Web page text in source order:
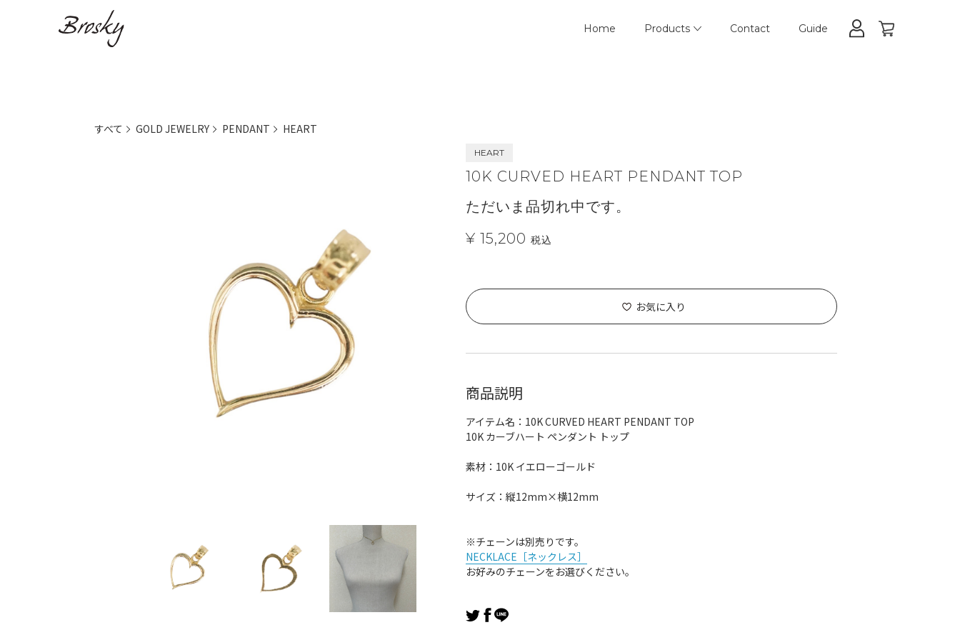
Home Products Contact Guide
すべて GOLD JEWELRY PENDANT HEART
HEART
10K CURVED HEART PENDANT TOP
ただいま品切れ中です。
¥ 15,200 税込
お気に入り
商品説明
アイテム名：10K CURVED HEART PENDANT TOP
10K カーブハート ペンダント トップ
素材：10K イエローゴールド
サイズ：縦12mm×横12mm
※チェーンは別売りです。
NECKLACE［ネックレス］
お好みのチェーンをお選びください。